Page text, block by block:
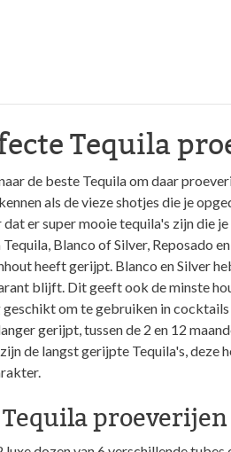
Tequila
de beste Tequila om daar
als de vieze shotjes die je
er super mooie tequila's zijn die
Blanco of Silver, Reposado
heeft gerijpt. Blanco en Silver
blijft. Dit geeft ook de minste
om te gebruiken in
gerijpt, tussen de 2 en 12
de langst gerijpte Tequila's,
proeverijen